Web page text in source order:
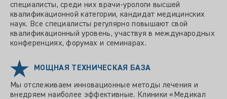
специалисты, среди них врачи-урологи высшей
квалификационной категории, кандидат медицинских
наук. Все специалисты регулярно повышают свой
квалификационный уровень, участвуя в международных
конференциях, форумах и семинарах.
МОЩНАЯ ТЕХНИЧЕСКАЯ БАЗА
Мы отслеживаем инновационные методы лечения и
внедряем наиболее эффективные. Клиники «Медикал